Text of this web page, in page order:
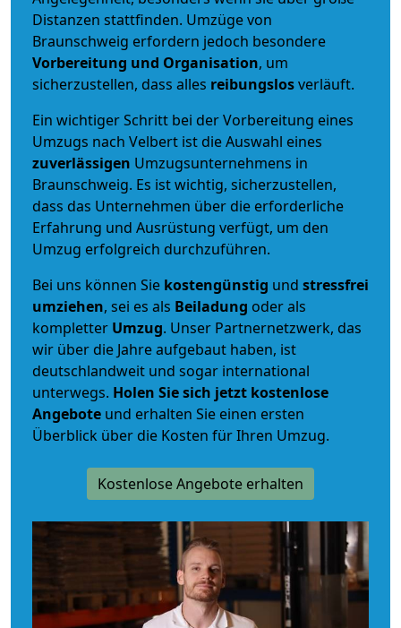
Distanzen stattfinden. Umzüge von
Braunschweig erfordern jedoch besondere
Vorbereitung und Organisation, um
sicherzustellen, dass alles reibungslosverläuft.
Ein wichtiger Schritt bei der Vorbereitung eines
Umzugs nach Velbert ist die Auswahl eines
zuverlässigen Umzugsunternehmens in
Braunschweig. Es ist wichtig, sicherzustellen,
dass das Unternehmen über die erforderliche
Erfahrung und Ausrüstung verfügt, um den
Umzug erfolgreich durchzuführen.
Bei uns können Sie kostengünstig und stressfrei
umziehen, sei es als Beiladung oder als
kompletter Umzug. Unser Partnernetzwerk, das
wir über die Jahre aufgebaut haben, ist
deutschlandweit und sogar international
unterwegs. Holen Sie sich jetzt kostenlose
Angebote und erhalten Sie einen ersten
Überblick über die Kosten für Ihren Umzug.
Kostenlose Angebote erhalten